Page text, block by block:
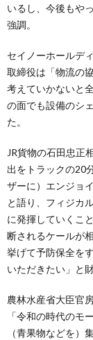
いるし、今後もや
強調。
セイノーホールデ
取締役は「物流の
考えていかないと
の面でも設備のシ
た。
JR貨物の石田忠正
出をトラックの20
ザーに）エンジョ
と語り、フィジカ
に発揮していくこ
断されるケールが
挙げて予防保全を
いただきたい」と
農林水産省大臣官
「令和の時代のモ
（青果物などを）